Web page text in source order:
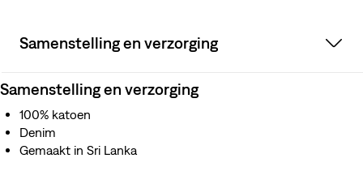
Samenstelling en verzorging
Samenstelling en verzorging
100% katoen
Denim
Gemaakt in Sri Lanka